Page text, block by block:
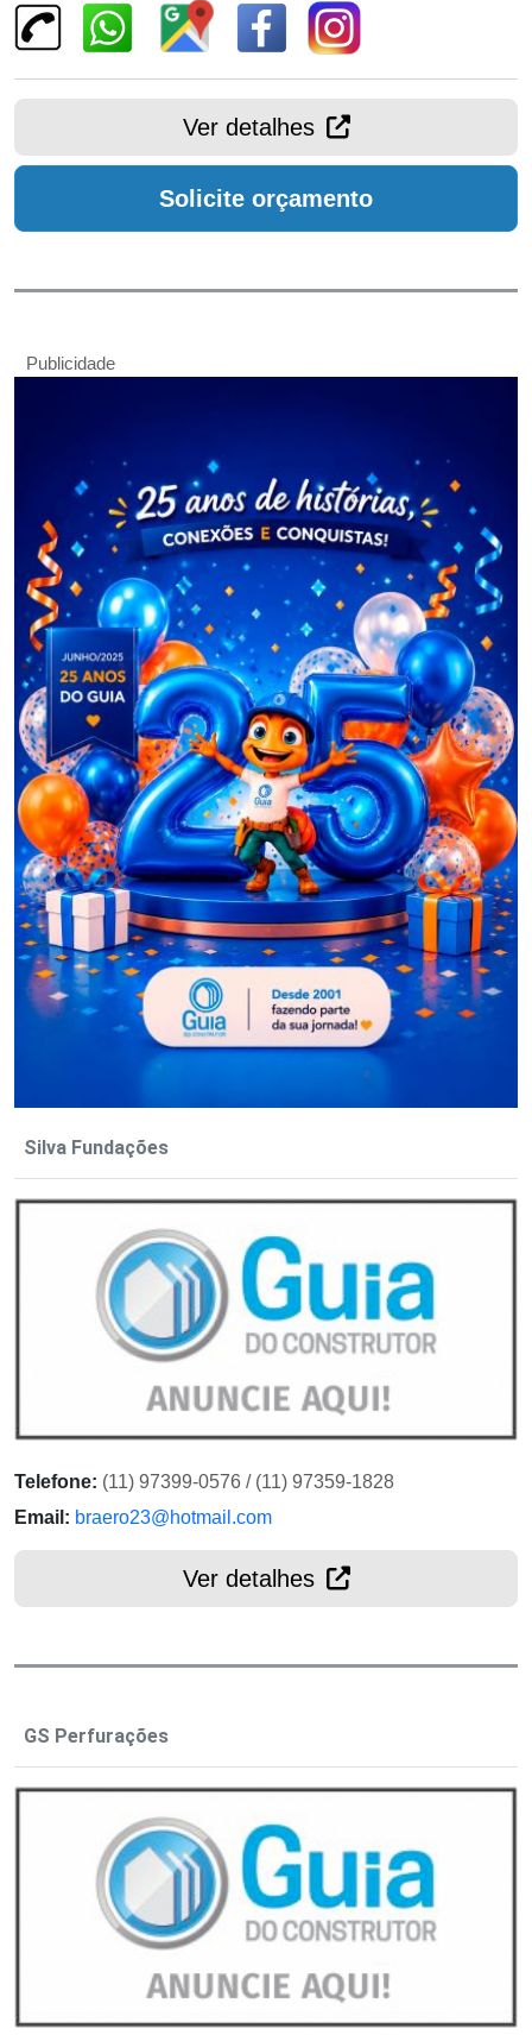
Ver detalhes
Solicite orçamento
Publicidade
Silva Fundações
Telefone: (11) 97399-0576 / (11) 97359-1828
Email: braero23@hotmail.com
Ver detalhes
GS Perfurações